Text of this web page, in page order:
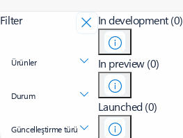
Filter
Ürünler
Durum
Güncelleştirme türü
In development (0)
In preview (0)
Launched (0)